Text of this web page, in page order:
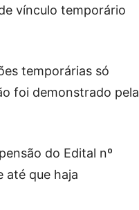
vínculo temporário
temporárias só
foi demonstrado pela
do Edital nº
até que haja